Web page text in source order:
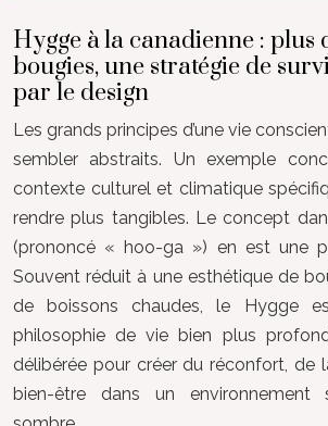
Hygge à la canadienne : plus
bougies, une stratégie de
par le design
Les grands principes d’une vie
sembler abstraits. Un exemple
contexte culturel et climatique
rendre plus tangibles. Le concept
(prononcé « hoo-ga ») en est une
Souvent réduit à une esthétique de
de boissons chaudes, le Hygge
philosophie de vie bien plus
délibérée pour créer du réconfort, de
bien-être dans un